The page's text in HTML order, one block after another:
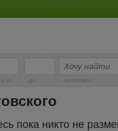
-
от до заголовок
пока никто не